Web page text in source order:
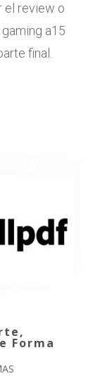
el review o
a15
final.
Forma